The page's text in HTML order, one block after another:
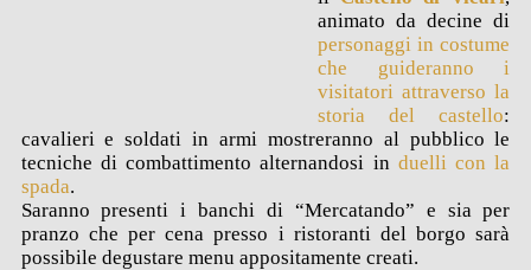
animato da decine di
personaggi in costume
che guideranno i
visitatori attraverso la
storia del castello:
cavalieri e soldati in armi mostreranno al pubblico le
tecniche di combattimento alternandosi in duelli con la
spada.
Saranno presenti i banchi di “Mercatando” e sia per
pranzo che per cena presso i ristoranti del borgo sarà
possibile degustare menu appositamente creati.